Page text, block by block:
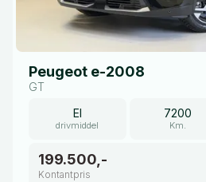
Peugeot e-2008
GT
El
drivmiddel
7200
Km.
199.500,-
Kontantpris